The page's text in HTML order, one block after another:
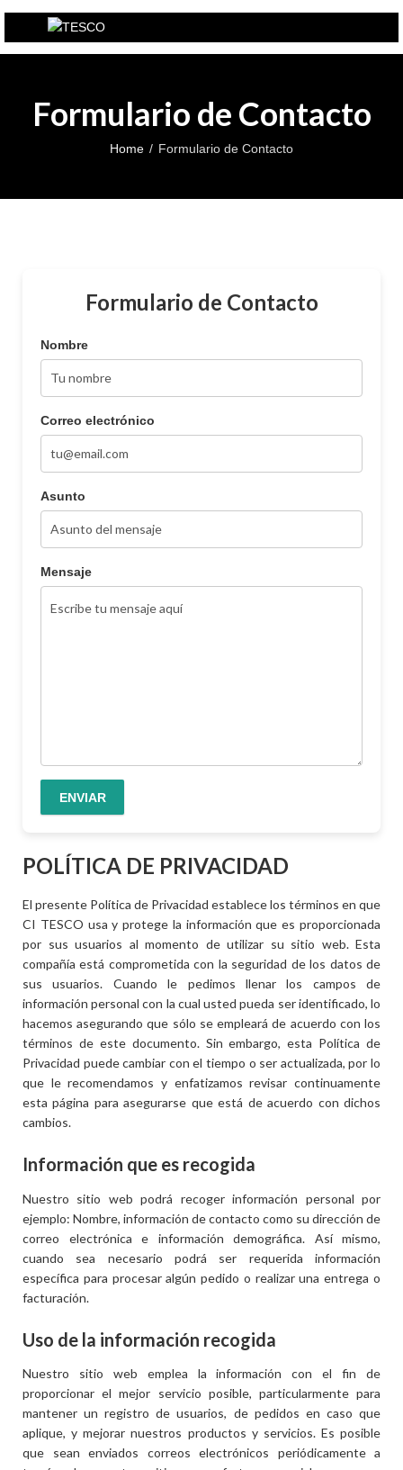
Formulario de Contacto
Home Formulario de Contacto
Formulario de Contacto
Nombre
Correo electrónico
Asunto
Mensaje
POLÍTICA DE PRIVACIDAD
El presente Política de Privacidad establece los términos en que
CI TESCO usa y protege la información que es proporcionada
por sus usuarios al momento de utilizar su sitio web. Esta
compañía está comprometida con la seguridad de los datos de
sus usuarios. Cuando le pedimos llenar los campos de
información personal con la cual usted pueda ser identificado, lo
hacemos asegurando que sólo se empleará de acuerdo con los
términos de este documento. Sin embargo, esta Política de
Privacidad puede cambiar con el tiempo o ser actualizada, por lo
que le recomendamos y enfatizamos revisar continuamente
esta página para asegurarse que está de acuerdo con dichos
cambios.
Información que es recogida
Nuestro sitio web podrá recoger información personal por
ejemplo: Nombre, información de contacto como su dirección de
correo electrónica e información demográfica. Así mismo,
cuando sea necesario podrá ser requerida información
específica para procesar algún pedido o realizar una entrega o
facturación.
Uso de la información recogida
Nuestro sitio web emplea la información con el fin de
proporcionar el mejor servicio posible, particularmente para
mantener un registro de usuarios, de pedidos en caso que
aplique, y mejorar nuestros productos y servicios. Es posible
que sean enviados correos electrónicos periódicamente a